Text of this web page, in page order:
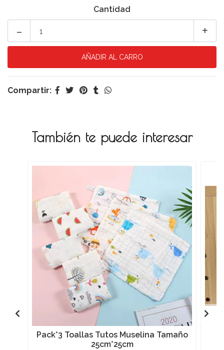
Cantidad
+
-
Compartir:
También te puede interesar
Pack*3 Toallas Tutos Muselina Tamaño
25cm*25cm